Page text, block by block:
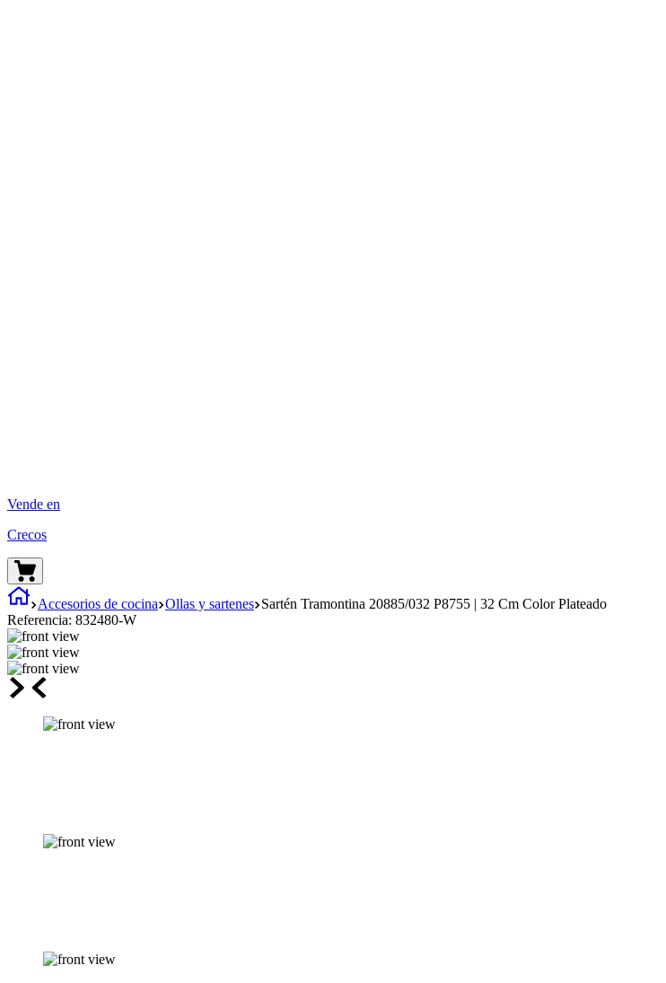
Vende en
Crecos
Accesorios de cocina Ollas y sartenes Sartén Tramontina 20885/032 P8755 | 32 Cm Color Plateado
Referencia: 832480-W